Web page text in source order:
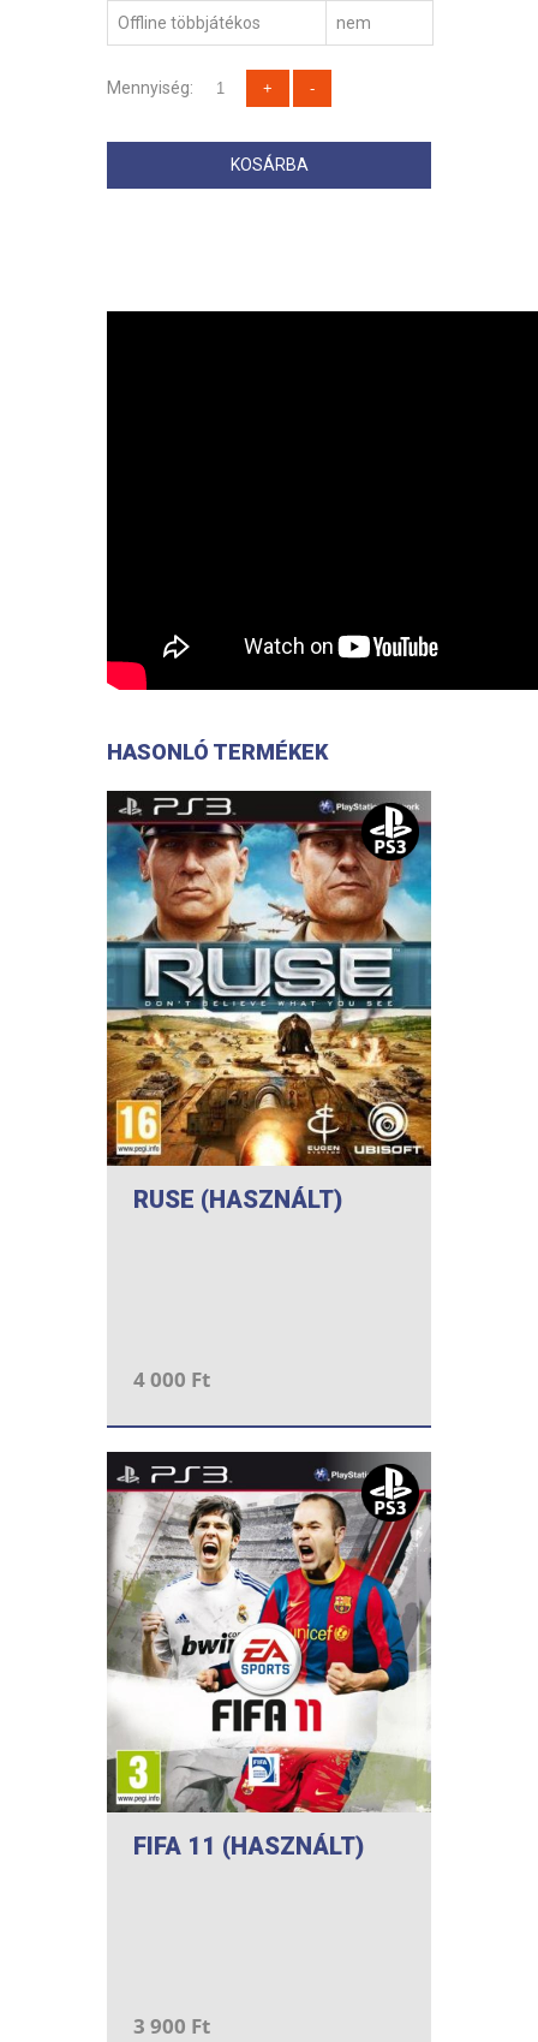
Offline többjátékos nem
Mennyiség:
KOSÁRBA
HASONLÓ TERMÉKEK
RUSE (HASZNÁLT)
4 000 Ft
FIFA 11 (HASZNÁLT)
3 900 Ft